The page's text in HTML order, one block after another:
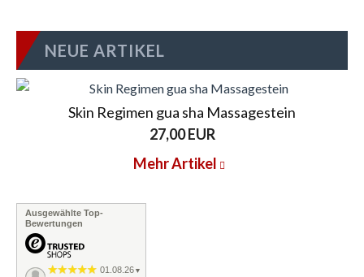
Kundensupport, der sich ganz um Ihre Bedürfnisse
kümmert.
NEUE ARTIKEL
Skin Regimen gua sha Massagestein
27,00 EUR
Mehr Artikel
Ausgewählte Top-
Bewertungen
01.08.26 ▼